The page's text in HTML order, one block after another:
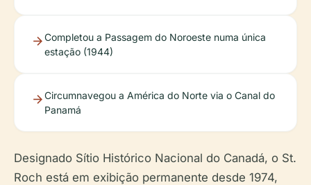
Completou a Passagem do Noroeste numa única
estação (1944)
Circumnavegou a América do Norte via o Canal do
Panamá
Designado Sítio Histórico Nacional do Canadá, o St.
Roch está em exibição permanente desde 1974,